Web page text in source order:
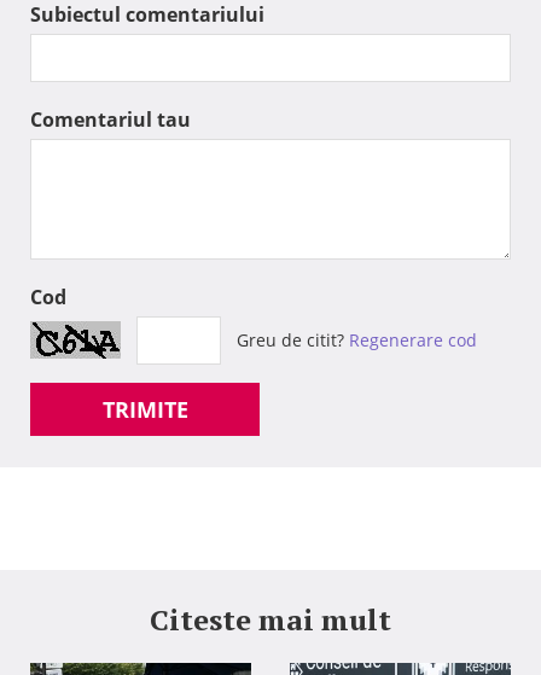
Subiectul comentariului
Comentariul tau
Cod
Greu de citit? Regenerare cod
TRIMITE
Citeste mai mult